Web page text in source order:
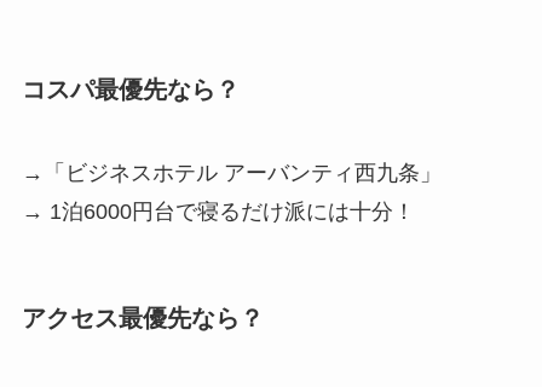
コスパ最優先なら？
→「ビジネスホテル アーバンティ西九条」
→ 1泊6000円台で寝るだけ派には十分！
アクセス最優先なら？